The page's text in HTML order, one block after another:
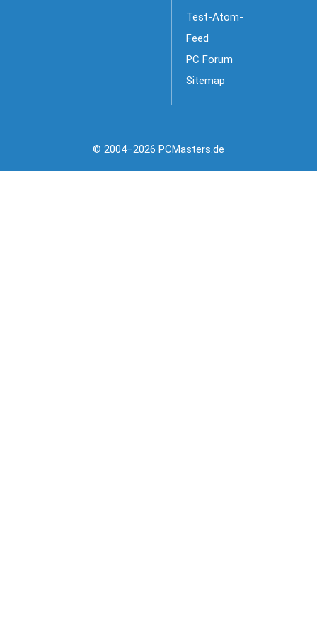
Test-Atom-
Feed
PC Forum
Sitemap
© 2004–2026 PCMasters.de